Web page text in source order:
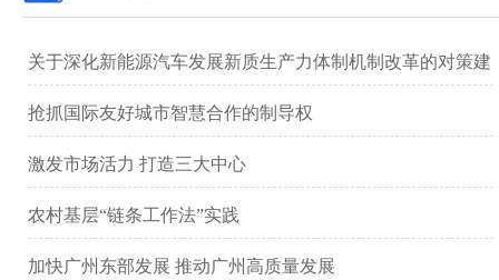
关于深化新能源汽车发展新质生产力体制机制改革的对策建
议 ——以广汽集团为例
抢抓国际友好城市智慧合作的制导权
激发市场活力 打造三大中心
农村基层“链条工作法”实践
加快广州东部发展 推动广州高质量发展